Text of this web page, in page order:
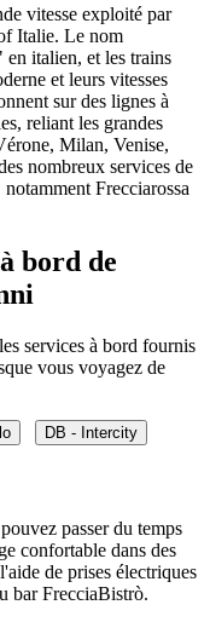
vitesse exploité par
Italie. Le nom
italien, et les trains
et leurs vitesses
sur des lignes à
reliant les grandes
Milan, Venise,
nombreux services de
Frecciarossa
bord de
services à bord fournis
vous voyagez de
DB - Intercity
passer du temps
confortable dans des
de prises électriques
bar FrecciaBistrò.